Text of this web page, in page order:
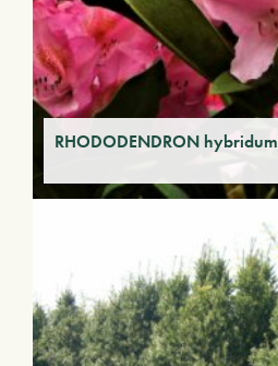
RHODODENDRON hybridum